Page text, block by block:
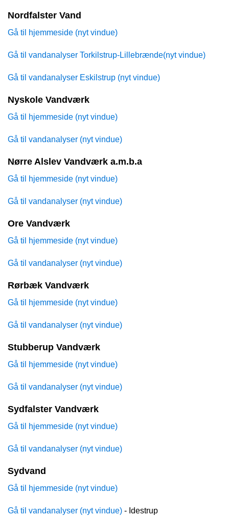
Nordfalster Vand
Gå til hjemmeside (nyt vindue)
Gå til vandanalyser Torkilstrup-Lillebrænde(nyt vindue)
Gå til vandanalyser Eskilstrup (nyt vindue)
Nyskole Vandværk
Gå til hjemmeside (nyt vindue)
Gå til vandanalyser (nyt vindue)
Nørre Alslev Vandværk a.m.b.a
Gå til hjemmeside (nyt vindue)
Gå til vandanalyser (nyt vindue)
Ore Vandværk
Gå til hjemmeside (nyt vindue)
Gå til vandanalyser (nyt vindue)
Rørbæk Vandværk
Gå til hjemmeside (nyt vindue)
Gå til vandanalyser (nyt vindue)
Stubberup Vandværk
Gå til hjemmeside (nyt vindue)
Gå til vandanalyser (nyt vindue)
Sydfalster Vandværk
Gå til hjemmeside (nyt vindue)
Gå til vandanalyser (nyt vindue)
Sydvand
Gå til hjemmeside (nyt vindue)
Gå til vandanalyser (nyt vindue) - Idestrup